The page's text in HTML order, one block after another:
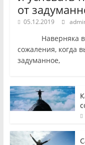
от
05.12.2019
Наверняка вам
сожаления, когда
задуманное,